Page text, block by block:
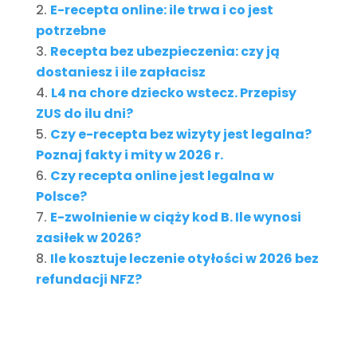
E-recepta online: ile trwa i co jest
potrzebne
Recepta bez ubezpieczenia: czy ją
dostaniesz i ile zapłacisz
L4 na chore dziecko wstecz. Przepisy
ZUS do ilu dni?
Czy e-recepta bez wizyty jest legalna?
Poznaj fakty i mity w 2026 r.
Czy recepta online jest legalna w
Polsce?
E-zwolnienie w ciąży kod B. Ile wynosi
zasiłek w 2026?
Ile kosztuje leczenie otyłości w 2026 bez
refundacji NFZ?